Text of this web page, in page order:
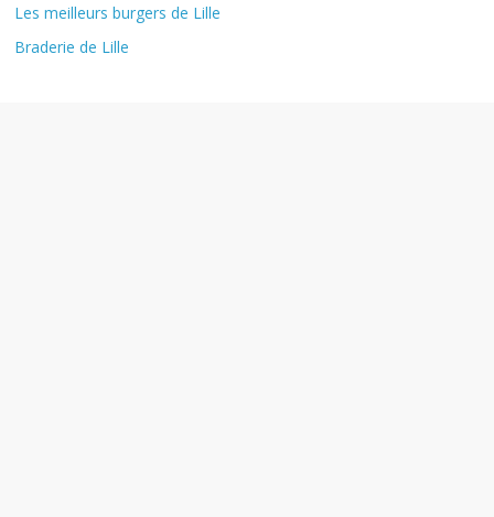
Les meilleurs burgers de Lille
Braderie de Lille